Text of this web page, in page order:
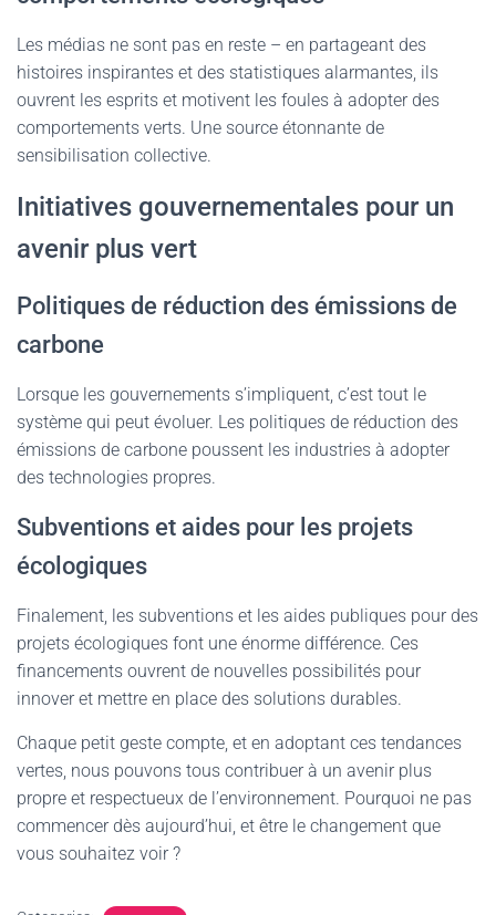
Les médias ne sont pas en reste – en partageant des
histoires inspirantes et des statistiques alarmantes, ils
ouvrent les esprits et motivent les foules à adopter des
comportements verts. Une source étonnante de
sensibilisation collective.
Initiatives gouvernementales pour un
avenir plus vert
Politiques de réduction des émissions de
carbone
Lorsque les gouvernements s’impliquent, c’est tout le
système qui peut évoluer. Les politiques de réduction des
émissions de carbone poussent les industries à adopter
des technologies propres.
Subventions et aides pour les projets
écologiques
Finalement, les subventions et les aides publiques pour des
projets écologiques font une énorme différence. Ces
financements ouvrent de nouvelles possibilités pour
innover et mettre en place des solutions durables.
Chaque petit geste compte, et en adoptant ces tendances
vertes, nous pouvons tous contribuer à un avenir plus
propre et respectueux de l’environnement. Pourquoi ne pas
commencer dès aujourd’hui, et être le changement que
vous souhaitez voir ?